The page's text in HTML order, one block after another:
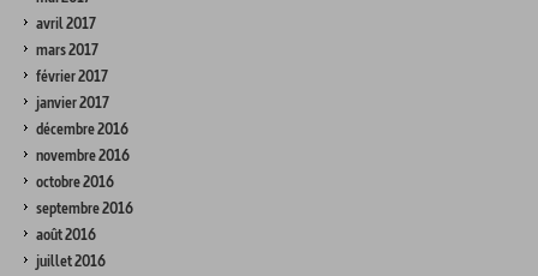
avril 2017
mars 2017
février 2017
janvier 2017
décembre 2016
novembre 2016
octobre 2016
septembre 2016
août 2016
juillet 2016